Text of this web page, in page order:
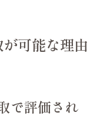
可能な理由
で評価され